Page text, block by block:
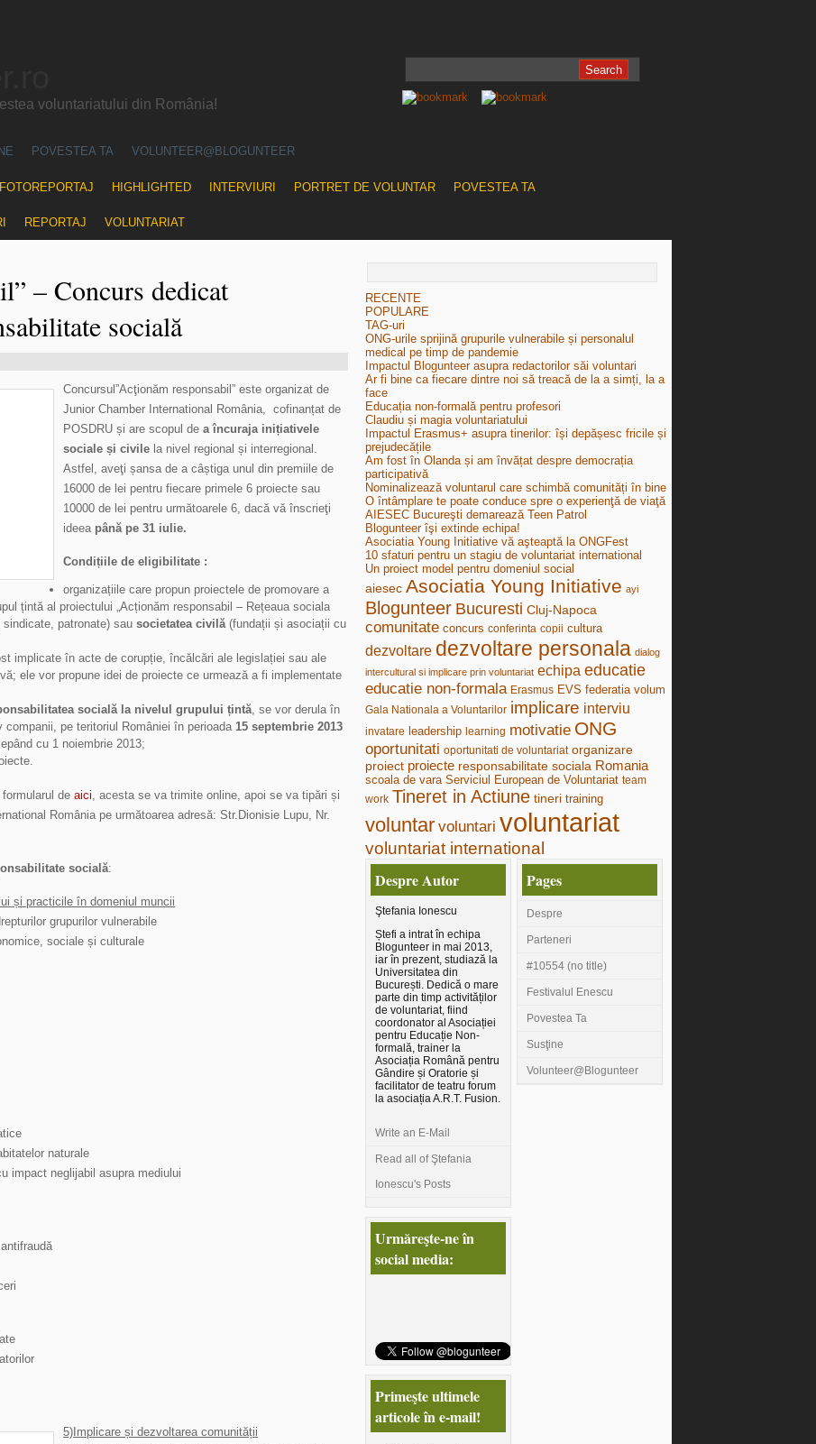
voluntariatului din România!
POVESTEA TA VOLUNTEER@BLOGUNTEER
FOTOREPORTAJ HIGHLIGHTED INTERVIURI PORTRET DE VOLUNTAR POVESTEA TA
REPORTAJ VOLUNTARIAT
– Concurs dedicat
socială
Concursul”Acţionăm responsabil” este organizat de
Junior Chamber International România, cofinanțat de
POSDRU și are scopul de a încuraja inițiativele
sociale și civile la nivel regional și interregional.
Astfel, aveţi șansa de a câștiga unul din premiile de
16000 de lei pentru fiecare primele 6 proiecte sau
10000 de lei pentru următoarele 6, dacă vă înscrieţi
ideea până pe 31 iulie.
Condițiile de eligibilitate :
organizațiile care propun proiectele de promovare a
țintă al proiectului „Acționăm responsabil – Rețeaua sociala
sindicate, patronate) sau societatea civilă(fundații și asociații cu
implicate în acte de corupție, încălcări ale legislației sau ale
ele vor propune idei de proiecte ce urmează a fi implementate
socială la nivelul grupului țintă, se vor derula în
pe teritoriul României în perioada 15 septembrie 2013
cu 1 noiembrie 2013;
de aici, acesta se va trimite online, apoi se va tipări și
România pe următoarea adresă: Str.Dionisie Lupu, Nr.
socială:
și practicile în domeniul muncii
grupurilor vulnerabile
sociale și culturale
naturale
impact neglijabil asupra mediului
5)Implicare și dezvoltarea comunității
RECENTE
POPULARE
TAG-uri
ONG-urile sprijină grupurile vulnerabile și personalul
medical pe timp de pandemie
Impactul Blogunteer asupra redactorilor săi voluntari
Ar fi bine ca fiecare dintre noi să treacă de la a simți, la a
face
Educația non-formală pentru profesori
Claudiu și magia voluntariatului
Impactul Erasmus+ asupra tinerilor: își depășesc fricile și
prejudecățile
Am fost în Olanda și am învățat despre democrația
participativă
Nominalizează voluntarul care schimbă comunități în bine
O întâmplare te poate conduce spre o experienţă de viaţă
AIESEC Bucureşti demarează Teen Patrol
Blogunteer îşi extinde echipa!
Asociatia Young Initiative vă aşteaptă la ONGFest
10 sfaturi pentru un stagiu de voluntariat international
Un proiect model pentru domeniul social
aiesec Asociatia Young Initiative ayi
Blogunteer Bucuresti Cluj-Napoca
comunitate concurs conferinta copii cultura
dezvoltare dezvoltare personala dialog
intercultural si implicare prin voluntariat echipa educatie
educatie non-formala Erasmus EVS federatia volum
Gala Nationala a Voluntarilor implicare interviu
invatare leadership learning motivatie ONG
oportunitati oportunitati de voluntariat organizare
proiect proiecte responsabilitate sociala Romania
scoala de vara Serviciul European de Voluntariat team
work Tineret in Actiune tineri training
voluntar voluntari voluntariat
voluntariat international
Despre Autor
Ştefania Ionescu
Ștefi a intrat în echipa
Blogunteer in mai 2013,
iar în prezent, studiază la
Universitatea din
București. Dedică o mare
parte din timp activităților
de voluntariat, fiind
coordonator al Asociației
pentru Educație Non-
formală, trainer la
Asociația Română pentru
Gândire și Oratorie și
facilitator de teatru forum
la asociația A.R.T. Fusion.
Write an E-Mail
Read all of Ştefania
Ionescu's Posts
Urmăreşte-ne în
social media:
Primeşte ultimele
articole în e-mail!
Pages
Despre
Parteneri
#10554 (no title)
Festivalul Enescu
Povestea Ta
Susţine
Volunteer@Blogunteer